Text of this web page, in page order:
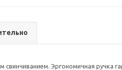
свинчиванием. Эргономичная ручка